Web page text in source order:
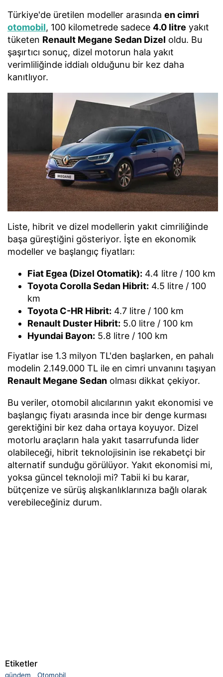
Türkiye'de üretilen modeller arasında en cimri
otomobil, 100 kilometrede sadece 4.0 litre yakıt
tüketen Renault Megane Sedan Dizel oldu. Bu
şaşırtıcı sonuç, dizel motorun hala yakıt
verimliliğinde iddialı olduğunu bir kez daha
kanıtlıyor.
Liste, hibrit ve dizel modellerin yakıt cimriliğinde
başa güreştiğini gösteriyor. İşte en ekonomik
modeller ve başlangıç fiyatları:
Fiat Egea (Dizel Otomatik): 4.4 litre / 100 km
Toyota Corolla Sedan Hibrit: 4.5 litre / 100
km
Toyota C-HR Hibrit: 4.7 litre / 100 km
Renault Duster Hibrit: 5.0 litre / 100 km
Hyundai Bayon: 5.8 litre / 100 km
Fiyatlar ise 1.3 milyon TL'den başlarken, en pahalı
modelin 2.149.000 TL ile en cimri unvanını taşıyan
Renault Megane Sedan olması dikkat çekiyor.
Bu veriler, otomobil alıcılarının yakıt ekonomisi ve
başlangıç fiyatı arasında ince bir denge kurması
gerektiğini bir kez daha ortaya koyuyor. Dizel
motorlu araçların hala yakıt tasarrufunda lider
olabileceği, hibrit teknolojisinin ise rekabetçi bir
alternatif sunduğu görülüyor. Yakıt ekonomisi mi,
yoksa güncel teknoloji mi? Tabii ki bu karar,
bütçenize ve sürüş alışkanlıklarınıza bağlı olarak
verebileceğiniz durum.
Etiketler
gündem Otomobil